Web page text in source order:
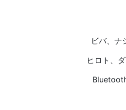
ビバ、ナ
ヒロト、